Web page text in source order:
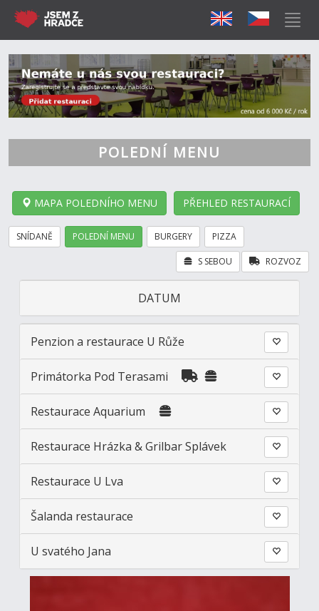
POLEDNÍ MENU
MAPA POLEDNÍHO MENU PŘEHLED RESTAURACÍ
SNÍDANĚ POLEDNÍ MENU BURGERY PIZZA
ROZVOZ
S SEBOU
DATUM
Penzion a restaurace U Růže
Primátorka Pod Terasami
Restaurace Aquarium
Restaurace Hrázka & Grilbar Splávek
Restaurace U Lva
Šalanda restaurace
U svatého Jana